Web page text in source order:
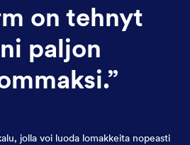
on tehnyt
paljon
”
jolla voi luoda lomakkeita nopeasti